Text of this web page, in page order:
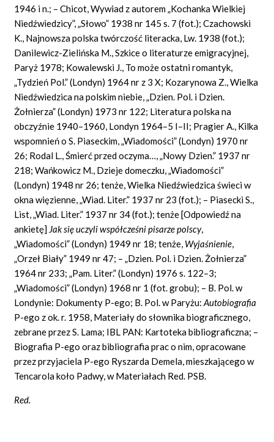
1946 i n.; – Chicot, Wywiad z autorem „Kochanka Wielkiej
Niedźwiedzicy”, „Słowo” 1938 nr 145 s. 7 (fot.); Czachowski
K., Najnowsza polska twórczość literacka, Lw. 1938 (fot.);
Danilewicz-Zielińska M., Szkice o literaturze emigracyjnej,
Paryż 1978; Kowalewski J., To może ostatni romantyk,
„Tydzień Pol.” (Londyn) 1964 nr z 3 X; Kozarynowa Z., Wielka
Niedźwiedzica na polskim niebie, „Dzien. Pol. i Dzien.
Żołnierza” (Londyn) 1973 nr 122; Literatura polska na
obczyźnie 1940–1960, Londyn 1964–5 I–II; Pragier A., Kilka
wspomnień o S. Piaseckim, „Wiadomości” (Londyn) 1970 nr
26; Rodal L., Śmierć przed oczyma…, „Nowy Dzien.” 1937 nr
218; Wańkowicz M., Dzieje domeczku, „Wiadomości”
(Londyn) 1948 nr 26; tenże, Wielka Niedźwiedzica świeci w
okna więzienne, „Wiad. Liter.” 1937 nr 23 (fot.); – Piasecki S.,
List, „Wiad. Liter.” 1937 nr 34 (fot.); tenże [Odpowiedź na
ankietę] Jak się uczyli współcześni pisarze polscy,
„Wiadomości” (Londyn) 1949 nr 18; tenże, Wyjaśnienie,
„Orzeł Biały” 1949 nr 47; – „Dzien. Pol. i Dzien. Żołnierza”
1964 nr 233; „Pam. Liter.” (Londyn) 1976 s. 122–3;
„Wiadomości” (Londyn) 1968 nr 1 (fot. grobu); – B. Pol. w
Londynie: Dokumenty P-ego; B. Pol. w Paryżu:Autobiografia
P-ego z ok. r. 1958, Materiały do słownika biograficznego,
zebrane przez S. Lama; IBL PAN: Kartoteka bibliograficzna; –
Biografia P-ego oraz bibliografia prac o nim, opracowane
przez przyjaciela P-ego Ryszarda Demela, mieszkającego w
Tencarola koło Padwy, w Materiałach Red. PSB.
Red.